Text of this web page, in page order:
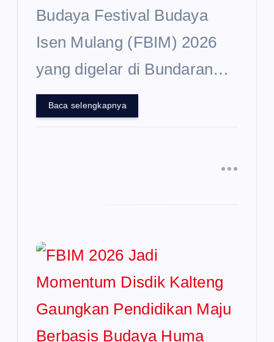
Budaya Festival Budaya
Isen Mulang (FBIM) 2026
yang digelar di Bundaran…
Baca selengkapnya